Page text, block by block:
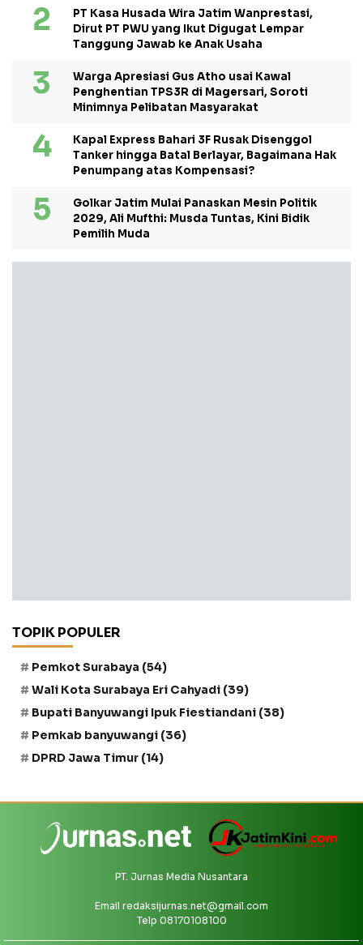
PT Kasa Husada Wira Jatim Wanprestasi,
Dirut PT PWU yang Ikut Digugat Lempar
Tanggung Jawab ke Anak Usaha
Warga Apresiasi Gus Atho usai Kawal
Penghentian TPS3R di Magersari, Soroti
Minimnya Pelibatan Masyarakat
Kapal Express Bahari 3F Rusak Disenggol
Tanker hingga Batal Berlayar, Bagaimana Hak
Penumpang atas Kompensasi?
Golkar Jatim Mulai Panaskan Mesin Politik
2029, Ali Mufthi: Musda Tuntas, Kini Bidik
Pemilih Muda
TOPIK POPULER
Pemkot Surabaya (54)
Wali Kota Surabaya Eri Cahyadi (39)
Bupati Banyuwangi Ipuk Fiestiandani (38)
Pemkab banyuwangi (36)
DPRD Jawa Timur (14)
PT. Jurnas Media Nusantara
Email redaksijurnas.net@gmail.com
Telp 08170108100